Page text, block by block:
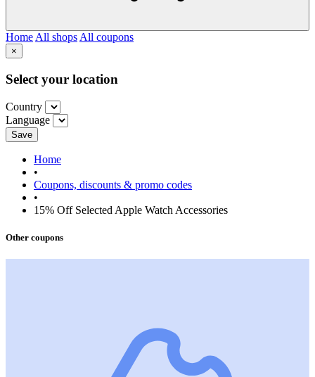
Home All shops All coupons
×
Select your location
Country
Language
Save
Home
•
Coupons, discounts & promo codes
•
15% Off Selected Apple Watch Accessories
Other coupons